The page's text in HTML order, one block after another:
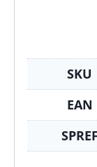
SKU
EAN
SPREF